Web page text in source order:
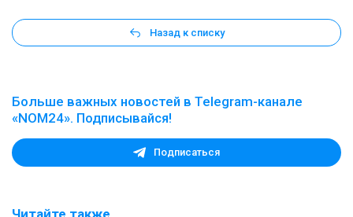
Назад к списку
Больше важных новостей в Telegram-канале
«NOM24». Подписывайся!
Подписаться
Читайте также